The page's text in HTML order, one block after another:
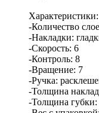
Характеристики:
-Количество
-Накладки:
-Скорость: 6
-Контроль: 8
-Вращение: 7
-Ручка:
-Толщина
-Толщина